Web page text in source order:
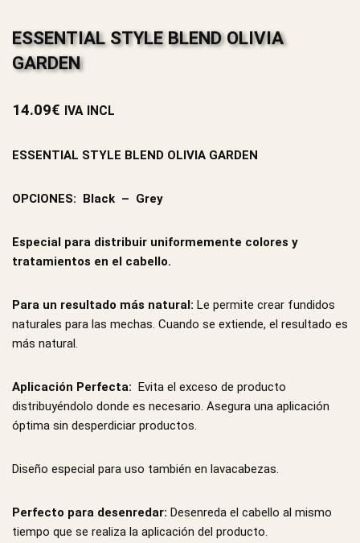
ESSENTIAL STYLE BLEND OLIVIA
GARDEN
14.09€ IVA INCL
ESSENTIAL STYLE BLEND OLIVIA GARDEN
OPCIONES: Black – Grey
Especial para distribuir uniformemente colores y
tratamientos en el cabello.
Para un resultado más natural: Le permite crear fundidos
naturales para las mechas. Cuando se extiende, el resultado es
más natural.
Aplicación Perfecta:
Evita el exceso de producto
distribuyéndolo donde es necesario. Asegura una aplicación
óptima sin desperdiciar productos.
Diseño especial para uso también en lavacabezas.
Perfecto para desenredar: Desenreda el cabello al mismo
tiempo que se realiza la aplicación del producto.